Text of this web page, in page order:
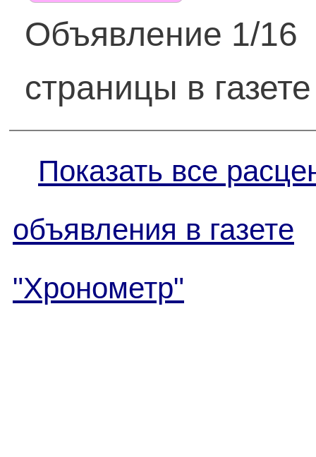
Объявление 1/16
страницы в газете
Показать все
объявления в газете
"Хронометр"